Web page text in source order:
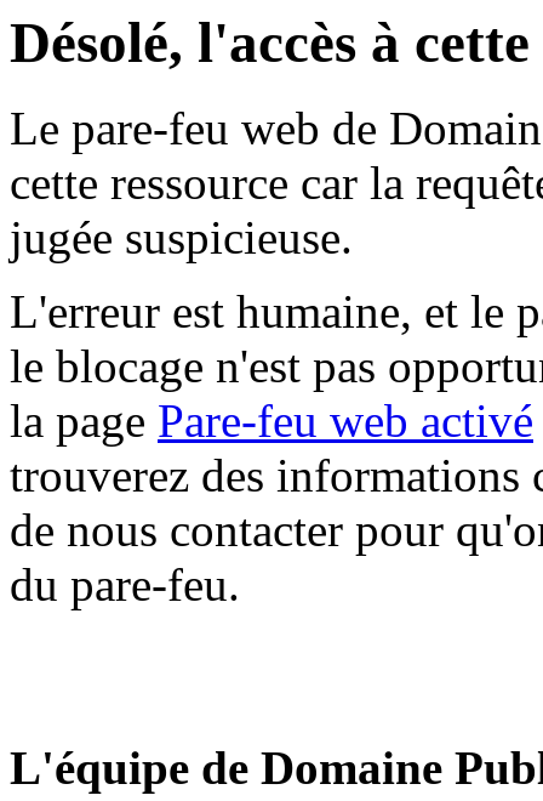
Désolé, l'accès à
Le pare-feu web de
cette ressource car la
jugée suspicieuse.
L'erreur est humaine, et le
le blocage n'est pas
la page Pare-feu web activé
trouverez des informations
de nous contacter pour
du pare-feu.
L'équipe de Domaine